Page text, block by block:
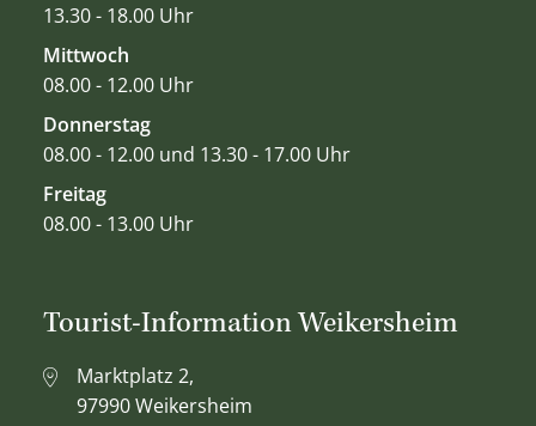
13.30 - 18.00 Uhr
Mittwoch
08.00 - 12.00 Uhr
Donnerstag
08.00 - 12.00 und 13.30 - 17.00 Uhr
Freitag
08.00 - 13.00 Uhr
Tourist-Information Weikersheim
Marktplatz 2,
97990 Weikersheim